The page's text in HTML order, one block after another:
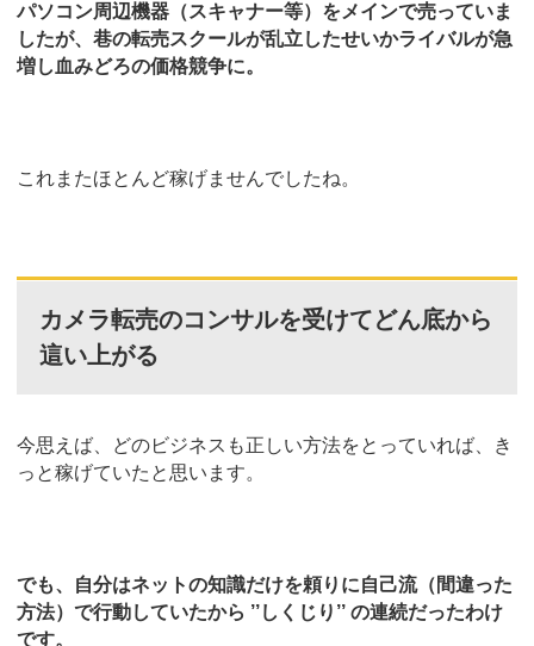
パソコン周辺機器（スキャナー等）をメインで売っていま
したが、巷の転売スクールが乱立したせいかライバルが急
増し血みどろの価格競争に。
これまたほとんど稼げませんでしたね。
カメラ転売のコンサルを受けてどん底から
這い上がる
今思えば、どのビジネスも正しい方法をとっていれば、き
っと稼げていたと思います。
でも、自分はネットの知識だけを頼りに自己流（間違った
方法）で行動していたから ’’しくじり’’ の連続だったわけ
です。